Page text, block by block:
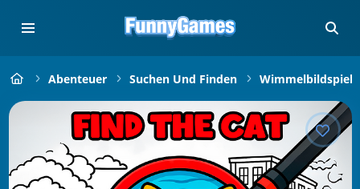
Abenteuer Suchen Und Finden Wimmelbildspiele